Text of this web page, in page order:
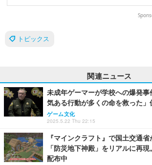
トピックス
関連ニュース
未成年ゲーマーが学校への爆発
気ある行動が多くの命を救った」
ゲーム文化
2025.5.22 Thu 22:15
『マインクラフト』で国土交通
「防災地下神殿」をリアルに再
配布中